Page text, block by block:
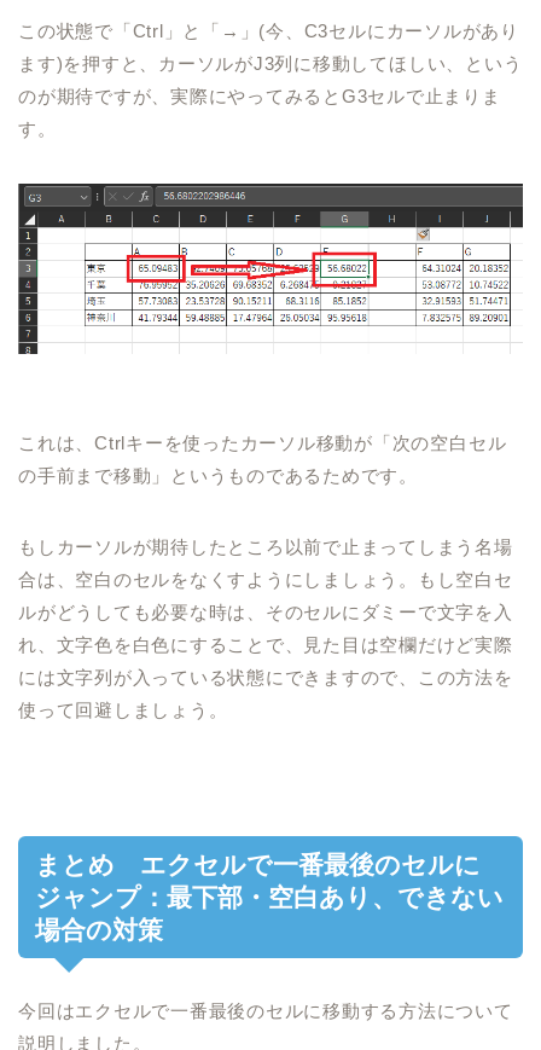
この状態で「 Ctrl 」と「→」 (今、 C3セルにカーソルがあり
ます)を押すと、カーソルがJ3列に移動してほしい、という
のが期待ですが、実際にやってみると G3セルで止まりま
す。
これは、Ctrlキーを使ったカーソル移動が「次の空白セル
の手前まで移動」というものであるためです。
もしカーソルが期待したところ以前で止まってしまう名場
合は、 空白のセルをなくすようにしましょう。
もし空白セ
ルがどうしても必要な時は、そのセルに ダミーで文字を入
れ、文字色を白色にすることで、見た目は空欄だけど実際
には文字列が入っている状態にできますので、
この方法を
使って回避しましょう。
まとめ エクセルで一番最後のセルに
ジャンプ：最下部・空白あり、できない
場合の対策
今回はエクセルで一番最後のセルに移動する方法について
説明しました。